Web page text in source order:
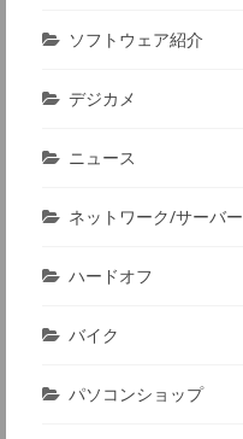
ソフトウェア紹介
デジカメ
ニュース
ネットワーク/サーバー
ハードオフ
バイク
パソコンショップ